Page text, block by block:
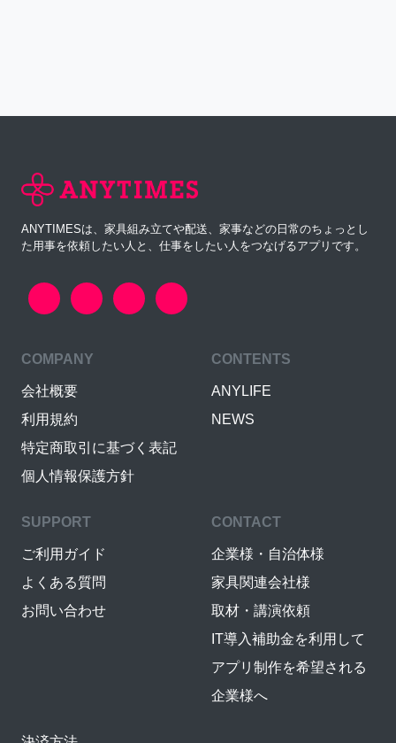
ANYTIMESは、家具組み立てや配送、家事などの日常のちょっとし
た用事を依頼したい人と、仕事をしたい人をつなげるアプリです。
COMPANY
会社概要
利用規約
特定商取引に基づく表記
個人情報保護方針
CONTENTS
ANYLIFE
NEWS
SUPPORT
ご利用ガイド
よくある質問
お問い合わせ
CONTACT
企業様・自治体様
家具関連会社様
取材・講演依頼
IT導入補助金を利用して
アプリ制作を希望される
企業様へ